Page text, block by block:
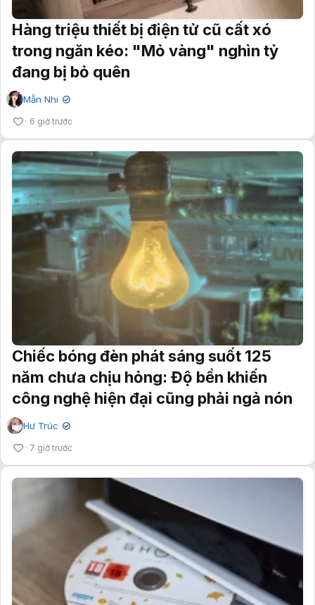
Hàng triệu thiết bị điện tử cũ cất xó
trong ngăn kéo: "Mỏ vàng" nghìn tỷ
đang bị bỏ quên
Mẫn Nhi ✔
6 giờ trước
Chiếc bóng đèn phát sáng suốt 125
năm chưa chịu hỏng: Độ bền khiến
công nghệ hiện đại cũng phải ngả nón
Hư Trúc ✔
7 giờ trước